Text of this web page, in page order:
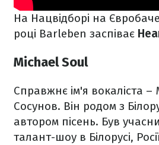
На Нацвідборі на
році Barleben заспіває
Michael Soul
Справжнє ім'я вокаліста
Сосунов. Він родом з
автором пісень. Був
талант-шоу в Білорусі,